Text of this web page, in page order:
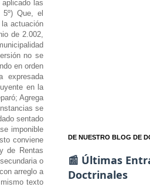
DE NUESTRO BLOG DE
📰 Últimas
Doctrinales